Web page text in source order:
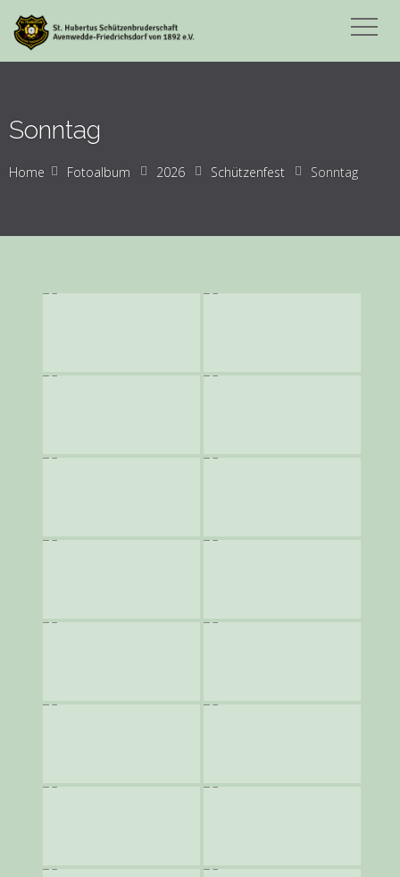
Sonntag
Home Fotoalbum 2026 Schützenfest Sonntag